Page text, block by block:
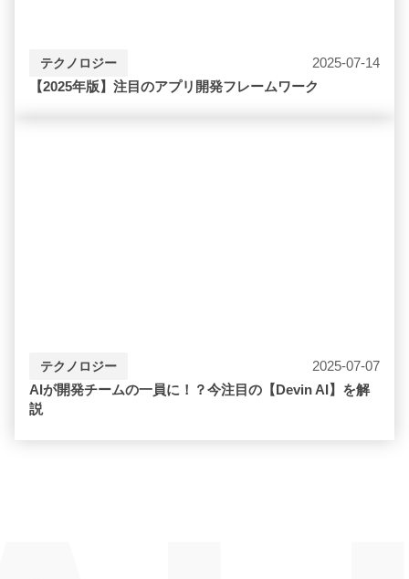
テクノロジー
2025-07-14
【2025年版】注目のアプリ開発フレームワーク
テクノロジー
2025-07-07
AIが開発チームの一員に！？今注目の【Devin AI】を解
説